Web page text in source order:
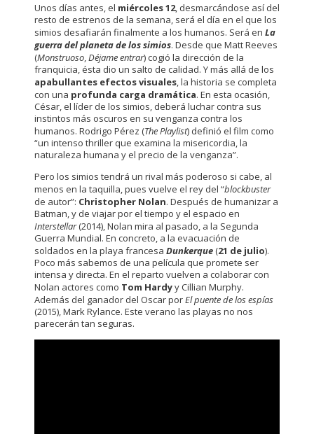
Unos días antes, el miércoles12, desmarcándose así del
resto de estrenos de la semana, será el día en el que los
simios desafiarán finalmente a los humanos. Será en La
guerra del planeta de los simios. Desde que Matt Reeves
(Monstruoso,Déjame entrar) cogió la dirección de la
franquicia, ésta dio un salto de calidad. Y más allá de los
apabullantes efectos visuales, la historia se completa
con una profunda carga dramática. En esta ocasión,
César, el líder de los simios, deberá luchar contra sus
instintos más oscuros en su venganza contra los
humanos. Rodrigo Pérez (The Playlist) definió el film como
“un intenso thriller que examina la misericordia, la
naturaleza humana y el precio de la venganza”.
Pero los simios tendrá un rival más poderoso si cabe, al
menos en la taquilla, pues vuelve el rey del “blockbuster
de autor”: Christopher Nolan. Después de humanizar a
Batman, y de viajar por el tiempo y el espacio en
Interstellar(2014), Nolan mira al pasado, a la Segunda
Guerra Mundial. En concreto, a la evacuación de
soldados en la playa francesa Dunkerque (21 de julio).
Poco más sabemos de una película que promete ser
intensa y directa. En el reparto vuelven a colaborar con
Nolan actores como Tom Hardyy Cillian Murphy.
Además del ganador del Oscar porEl puente de los espías
(2015), Mark Rylance. Este verano las playas no nos
parecerán tan seguras.